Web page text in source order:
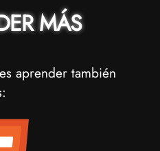
MÁS
aprender también